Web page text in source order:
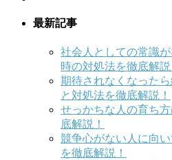
最新記事
社会人としての常識
時の対処法を徹底解説
期待されなくなった
と対処法を徹底解説！
せっかちな人の育ち
底解説！
競争心がない人に向
を徹底解説！